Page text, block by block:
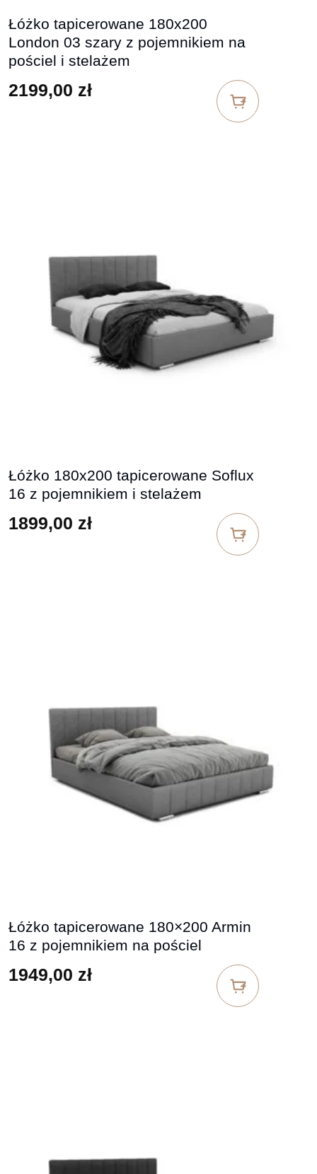
Łóżko tapicerowane 180x200
London 03 szary z pojemnikiem na
pościel i stelażem
2199,00 zł
Łóżko 180x200 tapicerowane Soflux
16 z pojemnikiem i stelażem
1899,00 zł
Łóżko tapicerowane 180×200 Armin
16 z pojemnikiem na pościel
1949,00 zł